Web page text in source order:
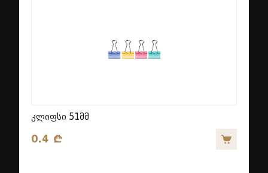
კლიფსი 51მმ
0.4 ₾